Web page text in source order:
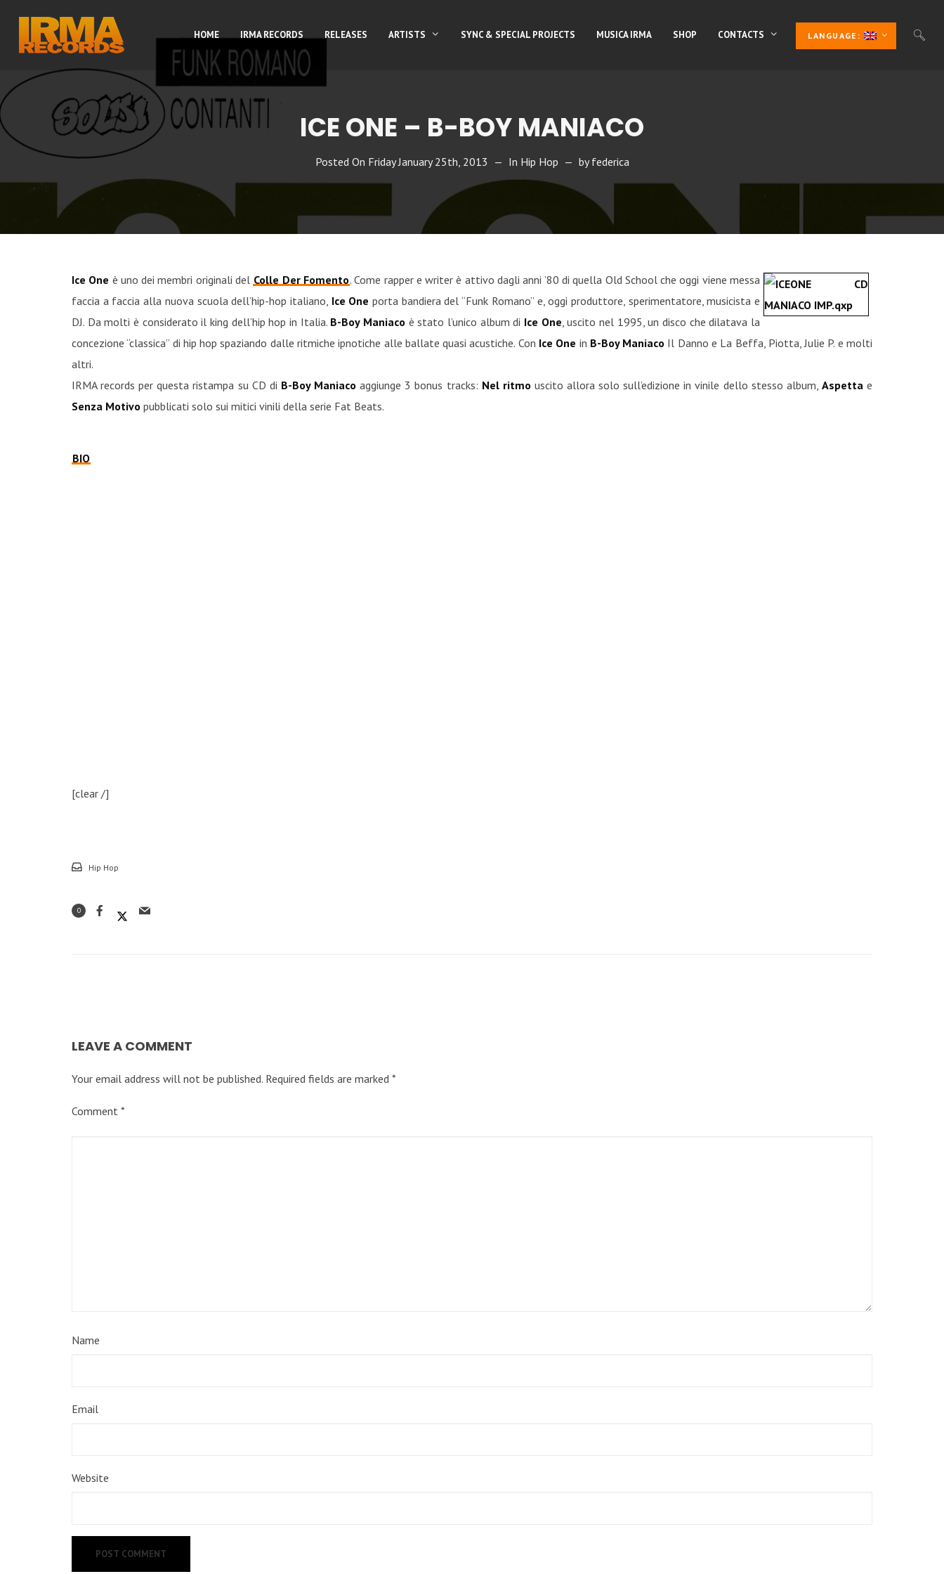
HOME IRMA RECORDS RELEASES ARTISTS SYNC & SPECIAL PROJECTS MUSICA IRMA SHOP CONTACTS LANGUAGE:
ICE ONE – B-BOY MANIACO
Posted On Friday January 25th, 2013 In Hip Hop byfederica
Ice One è uno dei membri originali del Colle Der Fomento. Come rapper e writer è attivo dagli anni ’80 di quella Old School che oggi viene messa
faccia a faccia alla nuova scuola dell’hip-hop italiano, Ice One porta bandiera del “Funk Romano” e, oggi produttore, sperimentatore, musicista e
DJ. Da molti è considerato il king dell’hip hop in Italia. B-Boy Maniaco è stato l’unico album di Ice One, uscito nel 1995, un disco che dilatava la
concezione “classica” di hip hop spaziando dalle ritmiche ipnotiche alle ballate quasi acustiche. Con Ice One in B-Boy Maniaco Il Danno e La Beffa, Piotta, Julie P. e molti
altri.
IRMA records per questa ristampa su CD di B-Boy Maniaco aggiunge 3 bonus tracks: Nel ritmo uscito allora solo sull’edizione in vinile dello stesso album, Aspettae
Senza Motivo pubblicati solo sui mitici vinili della serie Fat Beats.
BIO
[clear /]
Hip Hop
0
LEAVE A COMMENT
Your email address will not be published. Required fields are marked *
Comment *
Name
Email
Website